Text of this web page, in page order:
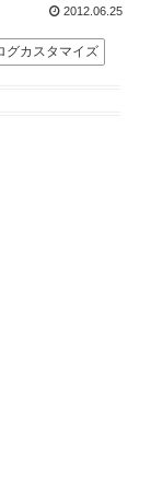
2012.06.25
グカスタマイズ